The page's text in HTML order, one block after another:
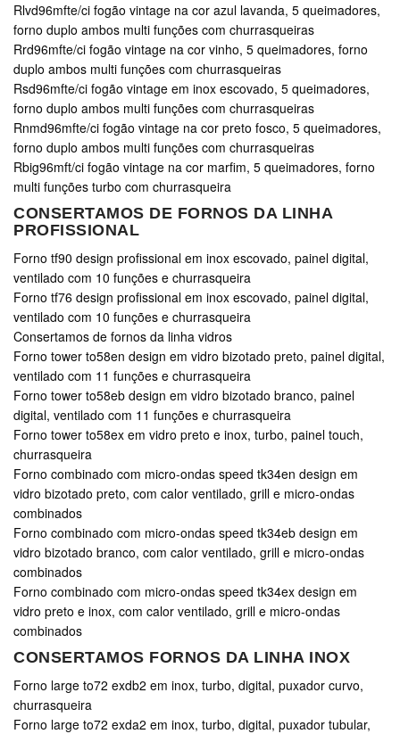
Rlvd96mfte/ci fogão vintage na cor azul lavanda, 5 queimadores,
forno duplo ambos multi funções com churrasqueiras
Rrd96mfte/ci fogão vintage na cor vinho, 5 queimadores, forno
duplo ambos multi funções com churrasqueiras
Rsd96mfte/ci fogão vintage em inox escovado, 5 queimadores,
forno duplo ambos multi funções com churrasqueiras
Rnmd96mfte/ci fogão vintage na cor preto fosco, 5 queimadores,
forno duplo ambos multi funções com churrasqueiras
Rbig96mft/ci fogão vintage na cor marfim, 5 queimadores, forno
multi funções turbo com churrasqueira
CONSERTAMOS DE FORNOS DA LINHA
PROFISSIONAL
Forno tf90 design profissional em inox escovado, painel digital,
ventilado com 10 funções e churrasqueira
Forno tf76 design profissional em inox escovado, painel digital,
ventilado com 10 funções e churrasqueira
Consertamos de fornos da linha vidros
Forno tower to58en design em vidro bizotado preto, painel digital,
ventilado com 11 funções e churrasqueira
Forno tower to58eb design em vidro bizotado branco, painel
digital, ventilado com 11 funções e churrasqueira
Forno tower to58ex em vidro preto e inox, turbo, painel touch,
churrasqueira
Forno combinado com micro-ondas speed tk34en design em
vidro bizotado preto, com calor ventilado, grill e micro-ondas
combinados
Forno combinado com micro-ondas speed tk34eb design em
vidro bizotado branco, com calor ventilado, grill e micro-ondas
combinados
Forno combinado com micro-ondas speed tk34ex design em
vidro preto e inox, com calor ventilado, grill e micro-ondas
combinados
CONSERTAMOS FORNOS DA LINHA INOX
Forno large to72 exdb2 em inox, turbo, digital, puxador curvo,
churrasqueira
Forno large to72 exda2 em inox, turbo, digital, puxador tubular,